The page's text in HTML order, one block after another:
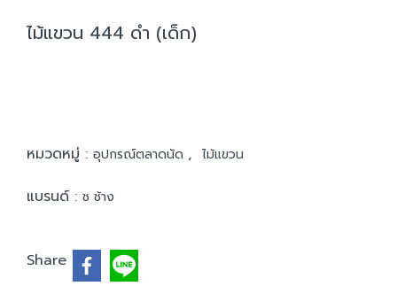
ไม้แขวน 444 ดำ (เด็ก)
หมวดหมู่ : อุปกรณ์ตลาดนัด , ไม้แขวน
แบรนด์ : ช ช้าง
Share